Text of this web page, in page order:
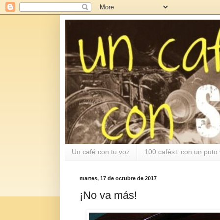
Un café con tu voz 100 cafés+ con un puto
martes, 17 de octubre de 2017
¡No va más!